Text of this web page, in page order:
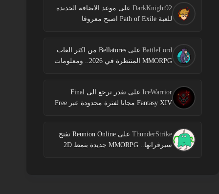
DarkKnight92 على موعد الاضافة الجديدة
للعبة Path of Exile اصبح معروفا
BattleLord على
Bellatores من اكثر العاب
MMORPG المنتظرة في 2026.. ومعلومات
IceWarrior على
تقدر ترجع الى Final
Fantasy XIV مجانا لفترة محدودة عبر Free
ThunderStrike على
Reunion Online تفتح
سيرفراتها.. MMORPG جديدة بنمط 2D